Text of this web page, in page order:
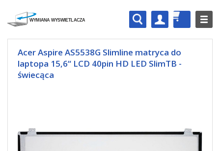
Acer Aspire AS5538G Slimline matryca do
laptopa 15,6“ LCD 40pin HD LED SlimTB -
świecąca